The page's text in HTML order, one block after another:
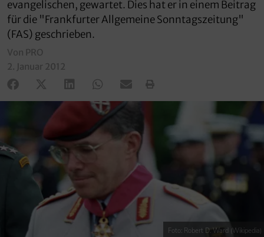
evangelischen, gewartet. Dies hat er in einem Beitrag
für die "Frankfurter Allgemeine Sonntagszeitung"
(FAS) geschrieben.
Von PRO
2. Januar 2012
Foto: Robert D. Ward (Wikipedia)